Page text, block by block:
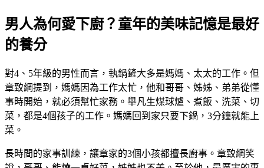
男人為何愛下廚？童年的美味記憶是最好
的養分
對4、5年級的男性而言，執鍋鏟大多是媽媽、太太的工作。但
章致綱提到，媽媽因為工作太忙，他和哥哥、姊姊、弟弟從懂
事時開始，就必須幫忙家務。舉凡生煤球爐、煮飯、洗菜、切
菜，都是4個孩子的工作。媽媽回到家只要下鍋，3分鐘就能上
菜。
長時間的家事訓練，讓章家的3個小孩都擅長廚事。章致綱笑